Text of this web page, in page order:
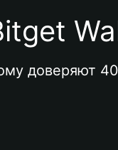
доверяют